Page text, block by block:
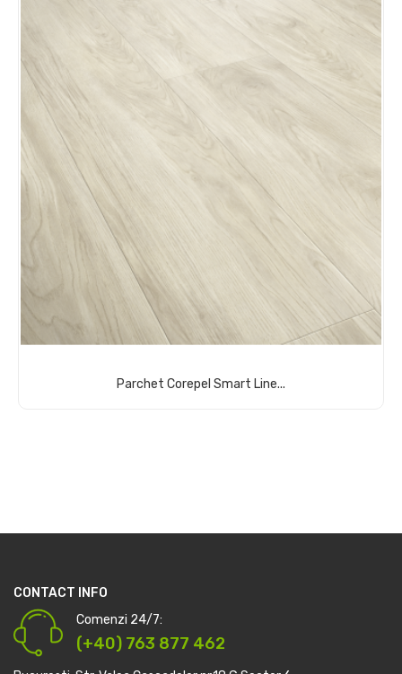
Parchet Corepel Smart Line...
CONTACT INFO
Comenzi 24/7:
(+40) 763 877 462